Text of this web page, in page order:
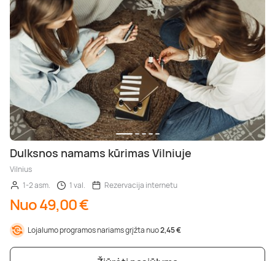
Dulksnos namams kūrimas Vilniuje
Vilnius
1-2 asm.
1 val. Rezervacija internetu
Nuo 49,00 €
Lojalumo programos nariams grįžta nuo2,45 €